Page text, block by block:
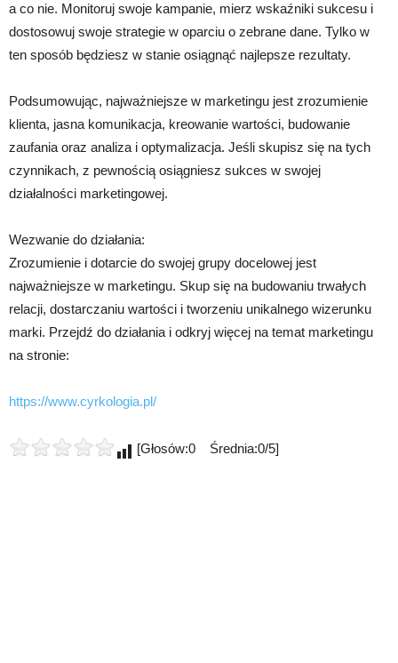
a co nie. Monitoruj swoje kampanie, mierz wskaźniki sukcesu i
dostosowuj swoje strategie w oparciu o zebrane dane. Tylko w
ten sposób będziesz w stanie osiągnąć najlepsze rezultaty.
Podsumowując, najważniejsze w marketingu jest zrozumienie
klienta, jasna komunikacja, kreowanie wartości, budowanie
zaufania oraz analiza i optymalizacja. Jeśli skupisz się na tych
czynnikach, z pewnością osiągniesz sukces w swojej
działalności marketingowej.
Wezwanie do działania:
Zrozumienie i dotarcie do swojej grupy docelowej jest
najważniejsze w marketingu. Skup się na budowaniu trwałych
relacji, dostarczaniu wartości i tworzeniu unikalnego wizerunku
marki. Przejdź do działania i odkryj więcej na temat marketingu
na stronie:
https://www.cyrkologia.pl/
[Głosów:0 Średnia:0/5]